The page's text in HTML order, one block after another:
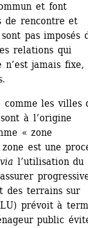
et font
de rencontre et
pas imposés
relations qui
jamais fixe,
les villes
à l’origine
« zone
est une
via l’utilisation
des terrains sur
prévoit à
public